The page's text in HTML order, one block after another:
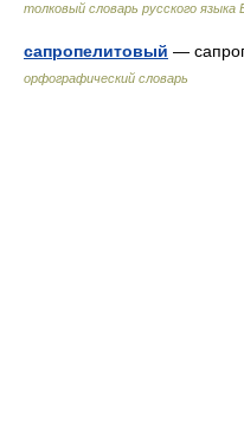
толковый словарь русского языка
сапропелитовый —
орфографический словарь